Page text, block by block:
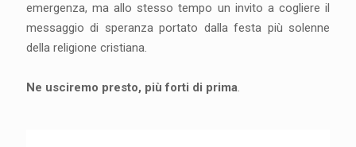
emergenza, ma allo stesso tempo un invito a cogliere il
messaggio di speranza portato dalla festa più solenne
della religione cristiana.
Ne usciremo presto, più forti di prima.